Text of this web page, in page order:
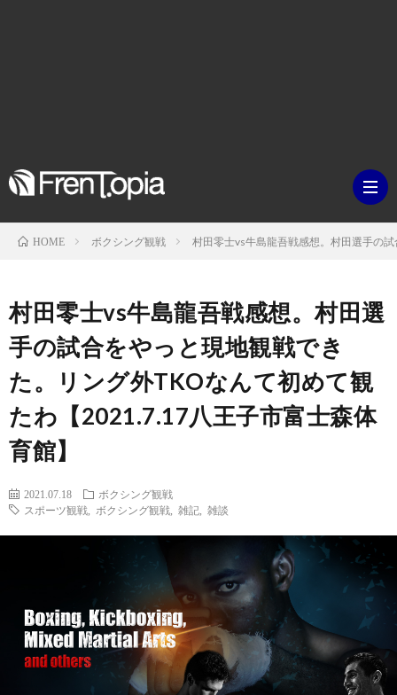
グ
刊
ラ
ナ
プ
ク
グ
戦
ン
ド
ラ
ー
ー
ム
HOME ボクシング観戦 村田零士vs牛島龍吾戦感想。村田選手の
村田零士vs牛島龍吾戦感想。村田選
手の試合をやっと現地観戦でき
た。リング外TKOなんて初めて観
たわ【2021.7.17八王子市富士森体
育館】
2021.07.18
ボクシング観戦
スポーツ観戦
ボクシング観戦 雑記 雑談